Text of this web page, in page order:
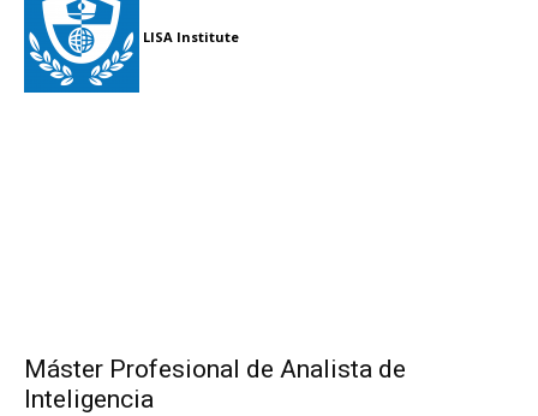
LISA Institute
Máster Profesional de Analista de
Inteligencia